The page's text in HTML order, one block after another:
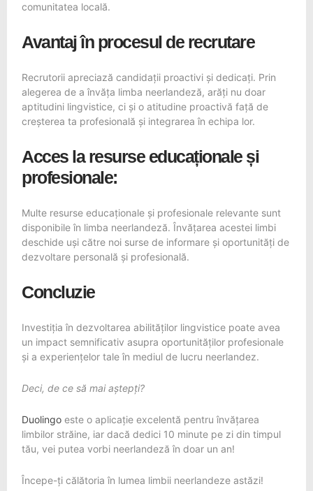
comunitatea locală.
Avantaj în procesul de recrutare
Recrutorii apreciază candidații proactivi și dedicați. Prin
alegerea de a învăța limba neerlandeză, arăți nu doar
aptitudini lingvistice, ci și o atitudine proactivă față de
creșterea ta profesională și integrarea în echipa lor.
Acces la resurse educaționale și
profesionale:
Multe resurse educaționale și profesionale relevante sunt
disponibile în limba neerlandeză. Învățarea acestei limbi
deschide uși către noi surse de informare și oportunități de
dezvoltare personală și profesională.
Concluzie
Investiția în dezvoltarea abilităților lingvistice poate avea
un impact semnificativ asupra oportunităților profesionale
și a experiențelor tale în mediul de lucru neerlandez.
Deci, de ce să mai aștepți?
Duolingo este o aplicație excelentă pentru învățarea
limbilor străine, iar dacă dedici 10 minute pe zi din timpul
tău, vei putea vorbi neerlandeză în doar un an!
Începe-ți călătoria în lumea limbii neerlandeze astăzi!